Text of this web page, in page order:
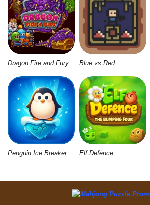
Dragon Fire and Fury Blue vs Red
Penguin Ice Breaker Elf Defence